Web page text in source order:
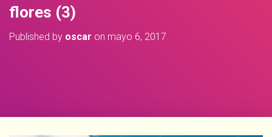
flores (3)
Published by oscar on mayo 6, 2017